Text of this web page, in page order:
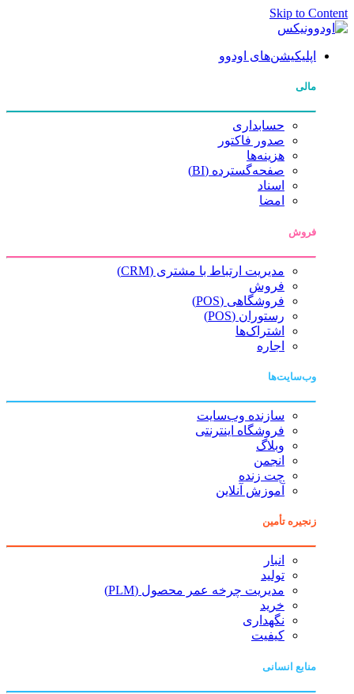
Skip to Content
اپلیکیشن‌های اودوو
مالی
حسابداری
صدور فاکتور
هزینه‌ها
صفحه‌گسترده (BI)
اسناد
امضا
فروش
مدیریت ارتباط با مشتری (CRM)
فروش
فروشگاهی (POS)
رستوران (POS)
اشتراک‌ها
اجاره
وب‌سایت‌ها
سازنده وب‌سایت
فروشگاه اینترنتی
وبلاگ
انجمن
چت زنده
آموزش آنلاین
زنجیره تأمین
انبار
تولید
مدیریت چرخه عمر محصول (PLM)
خرید
نگهداری
کیفیت
منابع انسانی